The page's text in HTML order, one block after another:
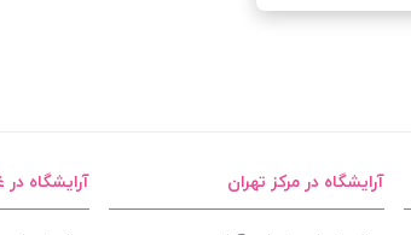
آرایشگاه در مرکز تهران آرایشگاه